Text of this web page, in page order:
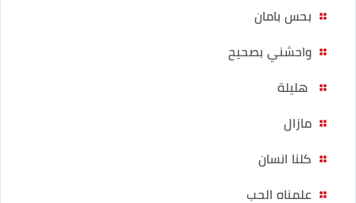
بحس بامان
واحشني بصحيح
هليلة
مازال
كلنا انسان
علمناه الحب